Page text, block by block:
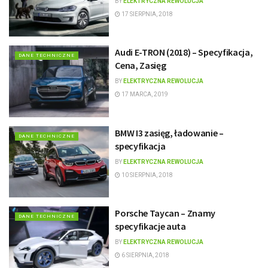
17 SIERPNIA, 2018
DANE TECHNICZNE
Audi E-TRON (2018) – Specyfikacja,
Cena, Zasięg
BY ELEKTRYCZNA REWOLUCJA
17 MARCA, 2019
DANE TECHNICZNE
BMW I3 zasięg, ładowanie –
specyfikacja
BY ELEKTRYCZNA REWOLUCJA
10 SIERPNIA, 2018
DANE TECHNICZNE
Porsche Taycan – Znamy
specyfikacje auta
BY ELEKTRYCZNA REWOLUCJA
6 SIERPNIA, 2018